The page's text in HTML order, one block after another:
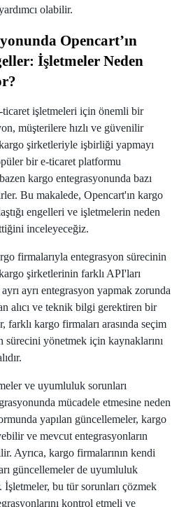
olabilir.
Opencart’ın
İşletmeler Neden
işletmeleri için önemli bir
müşterilere hızlı ve güvenilir
şirketleriyle işbirliği yapmayı
bir e-ticaret platformu
kargo entegrasyonunda bazı
Bu makalede, Opencart'ın kargo
engelleri ve işletmelerin neden
inceleyeceğiz.
firmalarıyla entegrasyon sürecinin
kargo şirketlerinin farklı API'ları
ayrı entegrasyon yapmak zorunda
alıcı ve teknik bilgi gerektiren bir
farklı kargo firmaları arasında seçim
sürecini yönetmek için kaynaklarını
ve uyumluluk sorunları
mücadele etmesine neden
yapılan güncellemeler, kargo
ve mevcut entegrasyonların
Ayrıca, kargo firmalarının kendi
güncellemeler de uyumluluk
İşletmeler, bu tür sorunları çözmek
kontrol etmeli ve